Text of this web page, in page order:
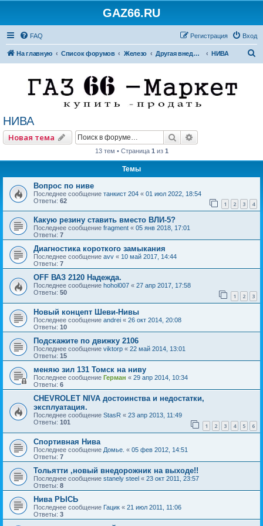
GAZ66.RU
FAQ Вход
Регистрация
На главную Список форумов Железо Другая внедорожная техника НИВА
НИВА
Новая тема Поиск
13 тем • Страница 1 из 1
Темы
Вопрос по ниве
Последнее сообщение танкист 204 « 01 июл 2022, 18:54
Ответы: 62 1 2 3 4
Какую резину ставить вместо ВЛИ-5?
Последнее сообщение fragment « 05 янв 2018, 17:01
Ответы: 7
Диагностика короткого замыкания
Последнее сообщение avv « 10 май 2017, 14:44
Ответы: 7
OFF ВАЗ 2120 Надежда.
Последнее сообщение hohol007 « 27 апр 2017, 17:58
Ответы: 50 1 2 3
Новый концепт Шеви-Нивы
Последнее сообщение andrei « 26 окт 2014, 20:08
Ответы: 10
Подскажите по движку 2106
Последнее сообщение viktorp « 22 май 2014, 13:01
Ответы: 15
меняю зил 131 Томск на ниву
Последнее сообщение Герман « 29 апр 2014, 10:34
Ответы: 6
CHEVROLET NIVA достоинства и недостатки,
эксплуатация.
Последнее сообщение StasR « 23 апр 2013, 11:49
Ответы: 101 1 2 3 4 5 6
Спортивная Нива
Последнее сообщение Домье. « 05 фев 2012, 14:51
Ответы: 7
Тольятти ,новый внедорожник на выходе!!
Последнее сообщение stanely steel « 23 окт 2011, 23:57
Ответы: 8
Нива РЫСЬ
Последнее сообщение Гацик « 21 июл 2011, 11:06
Ответы: 3